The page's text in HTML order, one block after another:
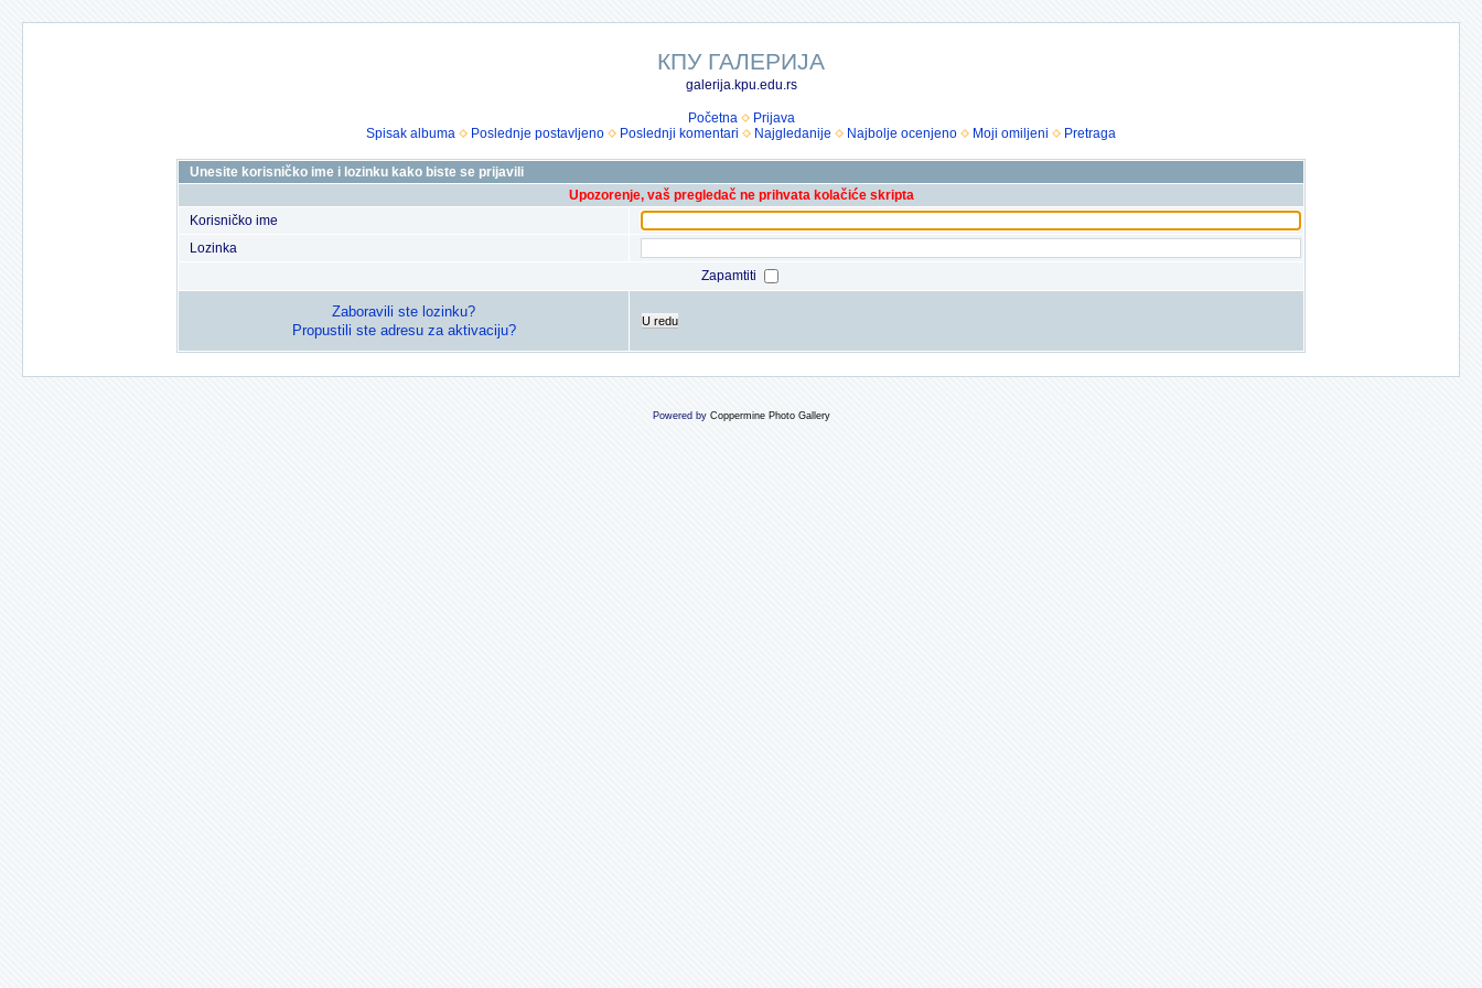
КПУ ГАЛЕРИЈА
galerija.kpu.edu.rs
Početna
Prijava
Spisak albuma
Poslednje postavljeno Poslednji komentari Najgledanije Najbolje ocenjeno Moji omiljeni Pretraga
Unesite korisničko ime i lozinku kako biste se prijavili
Upozorenje, vaš pregledač ne prihvata kolačiće skripta
Korisničko ime
Lozinka
Zapamtiti
Zaboravili ste lozinku?
Propustili ste adresu za aktivaciju?
U redu
Powered by Coppermine Photo Gallery